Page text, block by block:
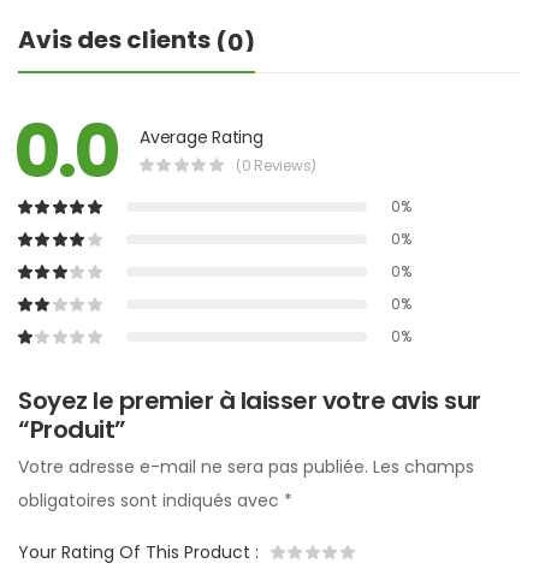
Avis des clients (0)
0.0 Average Rating
(0 Reviews)
0%
0%
0%
0%
0%
Soyez le premier à laisser votre avis sur
“Produit”
Votre adresse e-mail ne sera pas publiée. Les champs
obligatoires sont indiqués avec *
Your Rating Of This Product :